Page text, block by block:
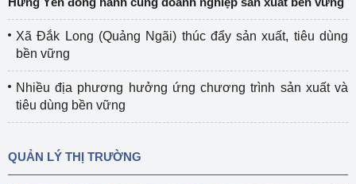
Xã Đắk Long (Quảng Ngãi) thúc đẩy sản xuất, tiêu dùng
bền vững
Nhiều địa phương hưởng ứng chương trình sản xuất và
tiêu dùng bền vững
QUẢN LÝ THỊ TRƯỜNG